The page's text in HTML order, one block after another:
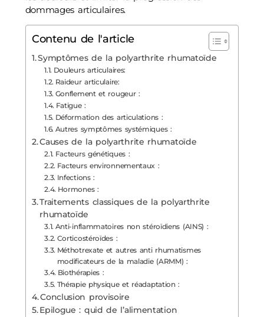
dommages articulaires.
Contenu de l'article
Symptômes de la polyarthrite rhumatoïde
Douleurs articulaires:
Raideur articulaire:
Gonflement et rougeur :
Fatigue :
Déformation des articulations :
Autres symptômes systémiques :
Causes de la polyarthrite rhumatoïde
Facteurs génétiques :
Facteurs environnementaux :
Infections :
Hormones :
Traitements classiques de la polyarthrite
rhumatoïde
Anti-inflammatoires non stéroïdiens (AINS) :
Corticostéroïdes :
Méthotrexate et autres anti rhumatismes
modificateurs de la maladie (ARMM) :
Biothérapies :
Thérapie physique et réadaptation :
Conclusion provisoire
Epilogue : quid de l’alimentation